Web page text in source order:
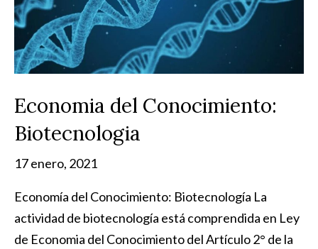
Economia del Conocimiento:
Biotecnologia
17 enero, 2021
Economía del Conocimiento: Biotecnología La
actividad de biotecnología está comprendida en Ley
de Economia del Conocimiento del Artículo 2° de la